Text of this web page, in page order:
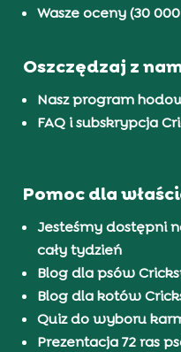
Wasze oceny (30
Oszczędzaj z
Nasz program
FAQ i subskrypcja
Pomoc dla
Jesteśmy dostępni
cały tydzień
Blog dla psów
Blog dla kotów
Quiz do wyboru
Prezentacja 72 ras